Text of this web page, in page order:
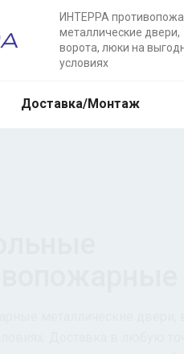
ИНТЕРРА
металлические двери,
ворота, люки на
условиях
Доставка/Монтаж